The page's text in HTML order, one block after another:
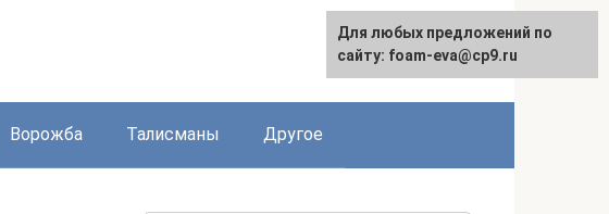
Ворожба Талисманы Другое
Для любых предложений по
сайту: foam-eva@cp9.ru